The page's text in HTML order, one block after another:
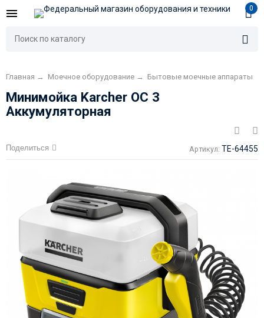
0
Главная → Моечное оборудование → Бытовые моечные аппараты
Минимойка Karcher OC 3
Аккумуляторная
Поделиться Артикул: TE-64455